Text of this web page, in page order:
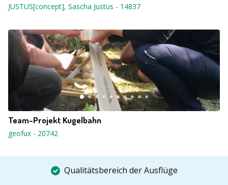
JUSTUS[concept], Sascha Justus - 14837
Team-Projekt Kugelbahn
geofux - 20742
Qualitätsbereich der Ausflüge